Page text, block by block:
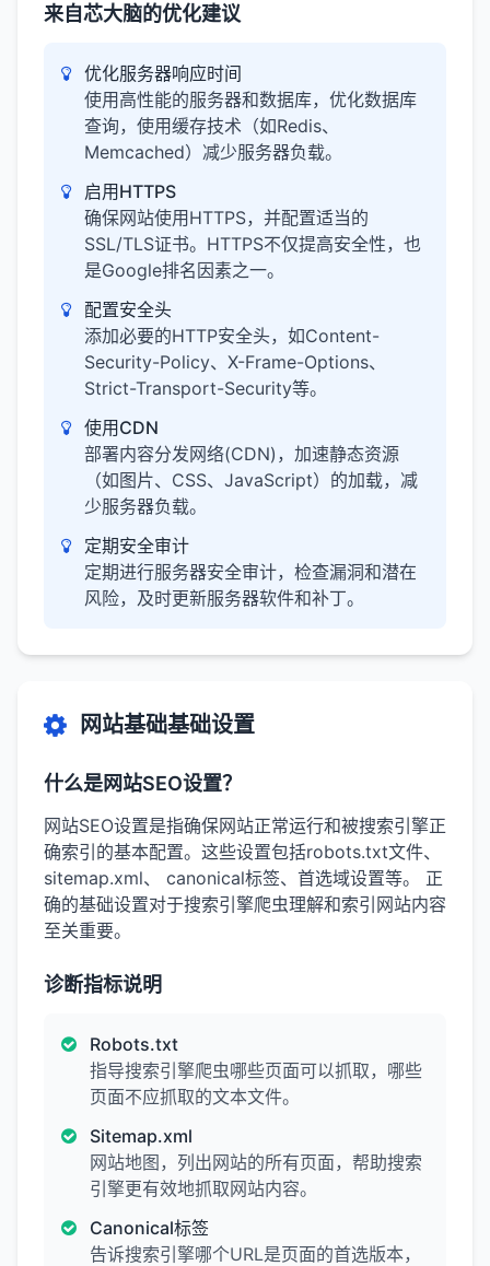
来自芯大脑的优化建议
优化服务器响应时间
使用高性能的服务器和数据库，优化数据库
查询，使用缓存技术（如Redis、
Memcached）减少服务器负载。
启用HTTPS
确保网站使用HTTPS，并配置适当的
SSL/TLS证书。HTTPS不仅提高安全性，也
是Google排名因素之一。
配置安全头
添加必要的HTTP安全头，如Content-
Security-Policy、X-Frame-Options、
Strict-Transport-Security等。
使用CDN
部署内容分发网络(CDN)，加速静态资源
（如图片、CSS、JavaScript）的加载，减
少服务器负载。
定期安全审计
定期进行服务器安全审计，检查漏洞和潜在
风险，及时更新服务器软件和补丁。
网站基础基础设置
什么是网站SEO设置？
网站SEO设置是指确保网站正常运行和被搜索引擎正
确索引的基本配置。这些设置包括robots.txt文件、
sitemap.xml、 canonical标签、首选域设置等。 正
确的基础设置对于搜索引擎爬虫理解和索引网站内容
至关重要。
诊断指标说明
Robots.txt
指导搜索引擎爬虫哪些页面可以抓取，哪些
页面不应抓取的文本文件。
Sitemap.xml
网站地图，列出网站的所有页面，帮助搜索
引擎更有效地抓取网站内容。
Canonical标签
告诉搜索引擎哪个URL是页面的首选版本，